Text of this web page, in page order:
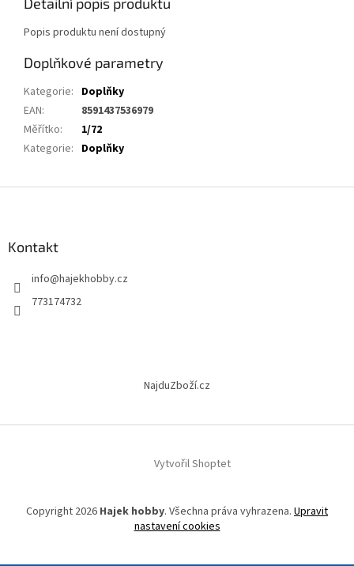
Popis produktu není dostupný
Doplňkové parametry
Kategorie: Doplňky
EAN:
8591437536979
Měřítko:
1/72
Kategorie: Doplňky
Kontakt
info@hajekhobby.cz
773174732
NajduZboží.cz
Vytvořil Shoptet
Copyright 2026 Hajek hobby. Všechna práva vyhrazena. Upravit
nastavení cookies